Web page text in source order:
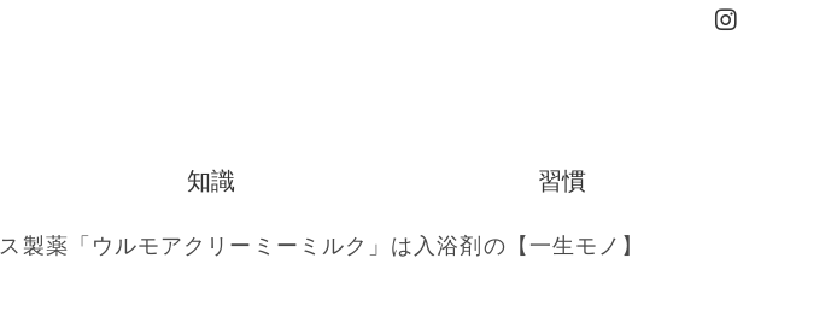
知識 習慣
製薬「ウルモアクリーミーミルク」は入浴剤の【一生モノ】